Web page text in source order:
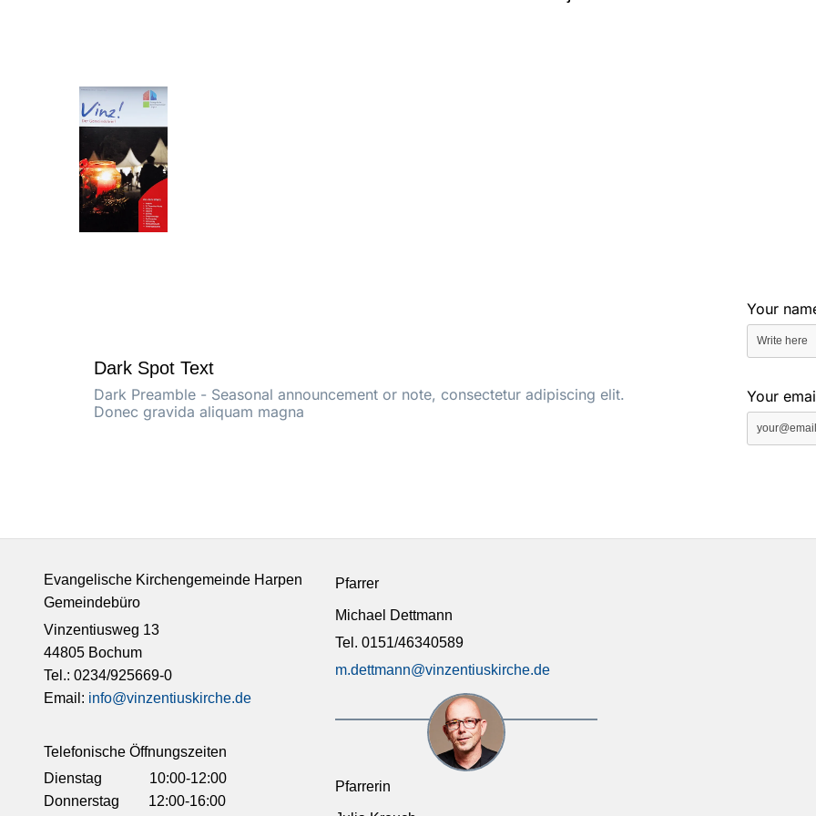
Dark Spot Text
Dark Preamble - Seasonal announcement or note, consectetur adipiscing elit.
Donec gravida aliquam magna
Your
Your
Evangelische Kirchengemeinde Harpen
Gemeindebüro
Vinzentiusweg 13
44805 Bochum
Tel.: 0234/925669-0
Email: info@vinzentiuskirche.de
Telefonische Öffnungszeiten
Dienstag 10:00-12:00
Donnerstag 12:00-16:00
Pfarrer
Michael Dettmann
Tel. 0151/46340589
m.dettmann@vinzentiuskirche.de
Pfarrerin